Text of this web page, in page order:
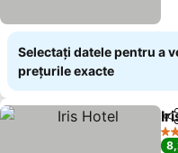
Selectați datele pentru a
prețurile exacte
2